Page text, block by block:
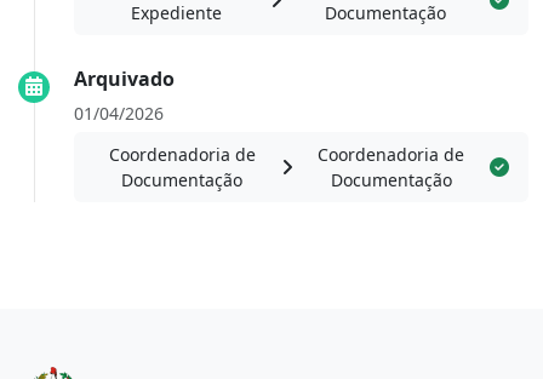
Expediente
Documentação
Arquivado
01/04/2026
Coordenadoria de
Documentação
Coordenadoria de
Documentação